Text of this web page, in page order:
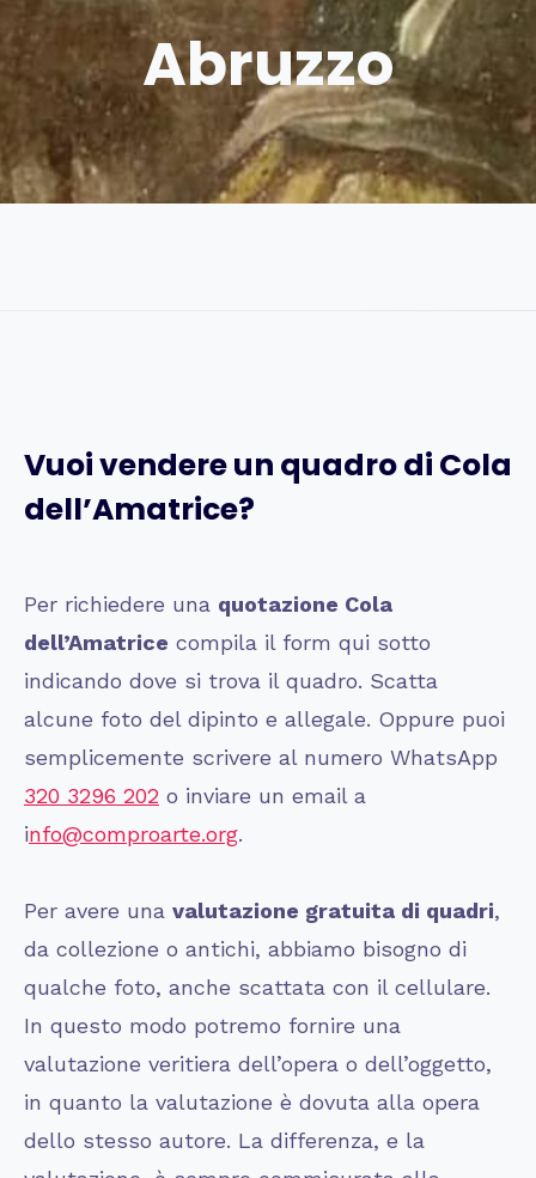
Abruzzo
Vuoi vendere un quadro di Cola
dell’Amatrice?
Per richiedere una quotazione Cola
dell’Amatrice compila il form qui sotto
indicando dove si trova il quadro. Scatta
alcune foto del dipinto e allegale. Oppure puoi
semplicemente scrivere al numero WhatsApp
320 3296 202 o inviare un email a
info@comproarte.org.
Per avere una valutazione gratuita di quadri,
da collezione o antichi, abbiamo bisogno di
qualche foto, anche scattata con il cellulare.
In questo modo potremo fornire una
valutazione veritiera dell’opera o dell’oggetto,
in quanto la valutazione è dovuta alla opera
dello stesso autore. La differenza, e la